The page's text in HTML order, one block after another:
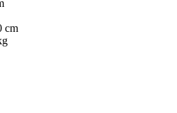
cm